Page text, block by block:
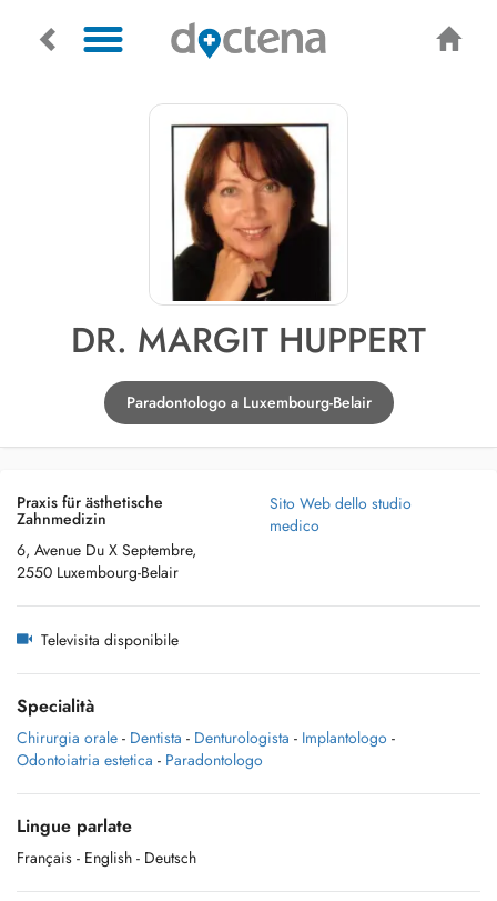
DR. MARGIT HUPPERT
Paradontologo a Luxembourg-Belair
Praxis für ästhetische
Zahnmedizin
6, Avenue Du X Septembre,
2550 Luxembourg-Belair
Sito Web dello studio
medico
Televisita disponibile
Specialità
Chirurgia orale - Dentista - Denturologista - Implantologo -
Odontoiatria estetica - Paradontologo
Lingue parlate
Français - English - Deutsch